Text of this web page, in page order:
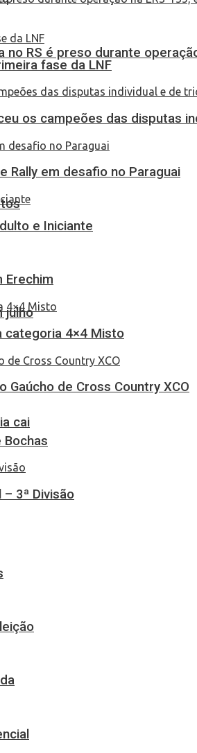
RS é preso durante
julho
cai
fase da LNF
os campeões das disputas
Rally em desafio no Paraguai
e Iniciante
Erechim
categoria 4×4 Misto
de Cross Country XCO
3ª Divisão